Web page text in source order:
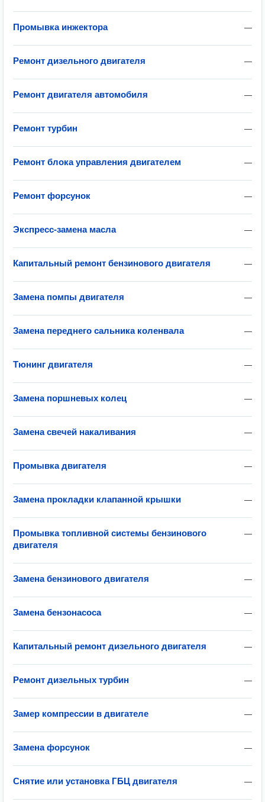
—
Промывка инжектора
—
Ремонт дизельного двигателя
—
Ремонт двигателя автомобиля
—
Ремонт турбин
—
Ремонт блока управления двигателем
—
Ремонт форсунок
—
Экспресс-замена масла
—
Капитальный ремонт бензинового двигателя
—
Замена помпы двигателя
—
Замена переднего сальника коленвала
—
Тюнинг двигателя
—
Замена поршневых колец
—
Замена свечей накаливания
—
Промывка двигателя
—
Замена прокладки клапанной крышки
—
Промывка топливной системы бензинового
двигателя
—
Замена бензинового двигателя
—
Замена бензонасоса
—
Капитальный ремонт дизельного двигателя
—
Ремонт дизельных турбин
—
Замер компрессии в двигателе
—
Замена форсунок
—
Снятие или установка ГБЦ двигателя